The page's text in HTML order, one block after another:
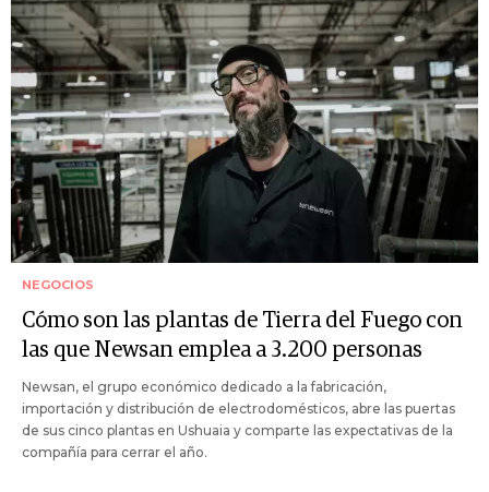
NEGOCIOS
Cómo son las plantas de Tierra del Fuego con
las que Newsan emplea a 3.200 personas
Newsan, el grupo económico dedicado a la fabricación,
importación y distribución de electrodomésticos, abre las puertas
de sus cinco plantas en Ushuaia y comparte las expectativas de la
compañía para cerrar el año.